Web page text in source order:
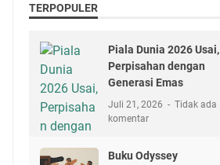
TERPOPULER
Piala Dunia 2026 Usai,
Perpisahan dengan
Generasi Emas
Juli 21, 2026
Tidak ada
komentar
Buku Odyssey